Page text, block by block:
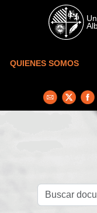
Skip to main content
QUIENES SOMOS